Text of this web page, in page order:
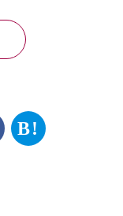
B!